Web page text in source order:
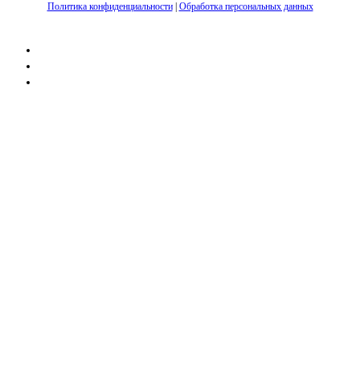
Политика конфиденциальности| Обработка персональных данных